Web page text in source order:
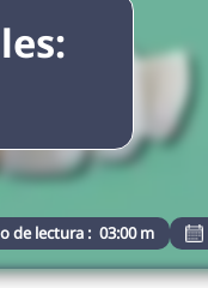
de lectura : 03:00 m